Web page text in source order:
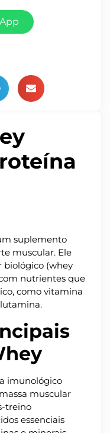
suplemento
muscular. Ele
biológico (whey
nutrientes que
como vitamina
imunológico
muscular
treino
essenciais